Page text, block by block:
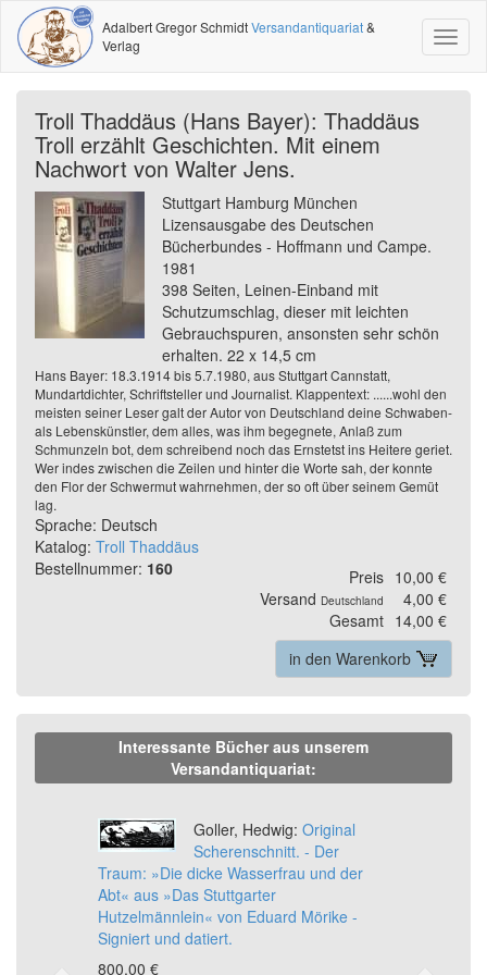
Adalbert Gregor SchmidtVersandantiquariat&
Verlag
Troll Thaddäus (Hans Bayer): Thaddäus
Troll erzählt Geschichten. Mit einem
Nachwort von Walter Jens.
Stuttgart Hamburg München
Lizensausgabe des Deutschen
Bücherbundes - Hoffmann und Campe.
1981
398 Seiten, Leinen-Einband mit
Schutzumschlag, dieser mit leichten
Gebrauchspuren, ansonsten sehr schön
erhalten. 22 x 14,5 cm
Hans Bayer: 18.3.1914 bis 5.7.1980, aus Stuttgart Cannstatt,
Mundartdichter, Schriftsteller und Journalist. Klappentext: ......wohl den
meisten seiner Leser galt der Autor von Deutschland deine Schwaben-
als Lebenskünstler, dem alles, was ihm begegnete, Anlaß zum
Schmunzeln bot, dem schreibend noch das Ernstetst ins Heitere geriet.
Wer indes zwischen die Zeilen und hinter die Worte sah, der konnte
den Flor der Schwermut wahrnehmen, der so oft über seinem Gemüt
lag.
Sprache: Deutsch
Katalog: Troll Thaddäus
Bestellnummer: 160 Preis 10,00 €
Versand Deutschland
4,00 €
Gesamt 14,00 €
in den Warenkorb
Interessante Bücher aus unserem
Versandantiquariat:
Goller, Hedwig: Original
Scherenschnitt. - Der
Traum: »Die dicke Wasserfrau und der
Abt« aus »Das Stuttgarter
Hutzelmännlein« von Eduard Mörike -
Signiert und datiert.
800,00 €
Previous